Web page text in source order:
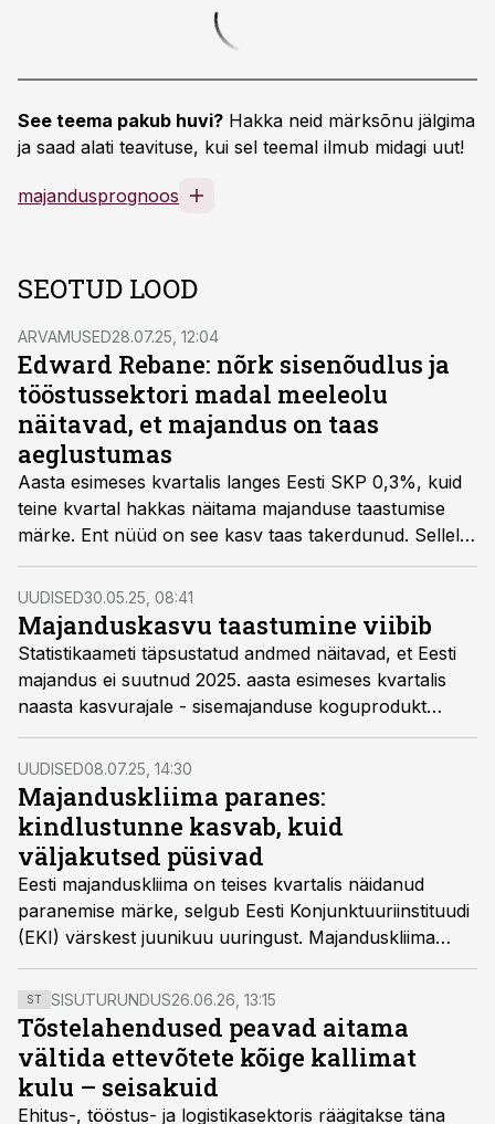
See teema pakub huvi? Hakka neid märksõnu jälgima
ja saad alati teavituse, kui sel teemal ilmub midagi uut!
majandusprognoos
SEOTUD LOOD
ARVAMUSED28.07.25, 12:04
Edward Rebane: nõrk sisenõudlus ja
tööstussektori madal meeleolu
näitavad, et majandus on taas
aeglustumas
Aasta esimeses kvartalis langes Eesti SKP 0,3%, kuid
teine kvartal hakkas näitama majanduse taastumise
märke. Ent nüüd on see kasv taas takerdunud. Sellele
viitavad tööstussektori madal kindlustunne ja meie
nõrk sisetarbimine, kirjutab Citadele panga
jaepanganduse juht ja juhatuse liige Edward Rebane.
UUDISED30.05.25, 08:41
Majanduskasvu taastumine viibib
Statistikaameti täpsustatud andmed näitavad, et Eesti
majandus ei suutnud 2025. aasta esimeses kvartalis
naasta kasvurajale - sisemajanduse koguprodukt
(SKP) vähenes aastatagusega võrreldes 0,3%, jäädes
jooksevhindades 9,3 miljardi euro tasemele.
UUDISED08.07.25, 14:30
Majanduskliima paranes:
kindlustunne kasvab, kuid
väljakutsed püsivad
Eesti majanduskliima on teises kvartalis näidanud
paranemise märke, selgub Eesti Konjunktuuriinstituudi
(EKI) värskest juunikuu uuringust. Majanduskliima
üldindeks tõusis märtsikuu 2,9 punktilt 8,1 punktile, mis
on kõrgeim tase alates 2021. aastast. Samas hoiatavad
eksperdid, et majanduse üldseis on endiselt keeruline
ning tõelist elavnemist pidurdavad mitmed sügavamad
probleemid.
ST SISUTURUNDUS26.06.26, 13:15
Tõstelahendused peavad aitama
vältida ettevõtete kõige kallimat
kulu – seisakuid
Ehitus-, tööstus- ja logistikasektoris räägitakse täna